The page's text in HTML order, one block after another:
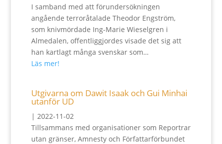
I samband med att förundersökningen
angående terroråtalade Theodor Engström,
som knivmördade Ing-Marie Wieselgren i
Almedalen, offentliggjordes visade det sig att
han kartlagt många svenskar som…
Läs mer!
Utgivarna om Dawit Isaak och Gui Minhai
utanför UD
| 2022-11-02
Tillsammans med organisationer som Reportrar
utan gränser, Amnesty och Författarförbundet